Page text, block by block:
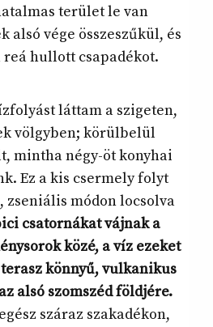
terület le van
alsó vége összeszűkül, és
reá hullott csapadékot.
láttam a szigeten,
völgyben; körülbelül
mintha négy-öt konyhai
Ez a kis csermely folyt
zseniális módon locsolva
csatornákat vájnak a
közé, a víz ezeket
könnyű, vulkanikus
alsó szomszéd földjére.
száraz szakadékon,